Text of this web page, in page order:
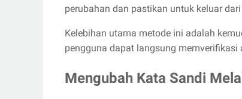
perubahan dan pastikan untuk keluar
Kelebihan utama metode ini adalah
pengguna dapat langsung memverifikasi
Mengubah Kata Sandi